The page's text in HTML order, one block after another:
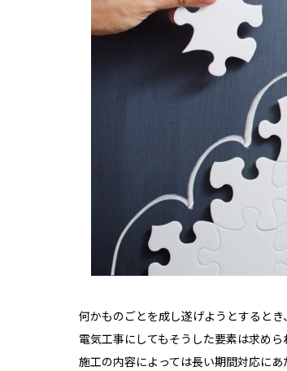
何かものごとを成し遂げようとすると
電気工事にしてもそうした要素は求めら
施工の内容によっては長い期間対応に